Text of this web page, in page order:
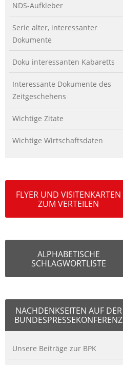
NDS-Aufkleber
Serie alter, interessanter
Dokumente
Doku interessanten Kabaretts
Interessante Dokumente des
Zeitgeschehens
Wichtige Zitate
Wichtige Wirtschaftsdaten
FLYER UND VISITENKARTEN
ZUM VERTEILEN
ALPHABETISCHE
SCHLAGWORTLISTE
NACHDENKSEITEN AUF DER
BUNDESPRESSEKONFERENZ
Unsere Beiträge zur BPK